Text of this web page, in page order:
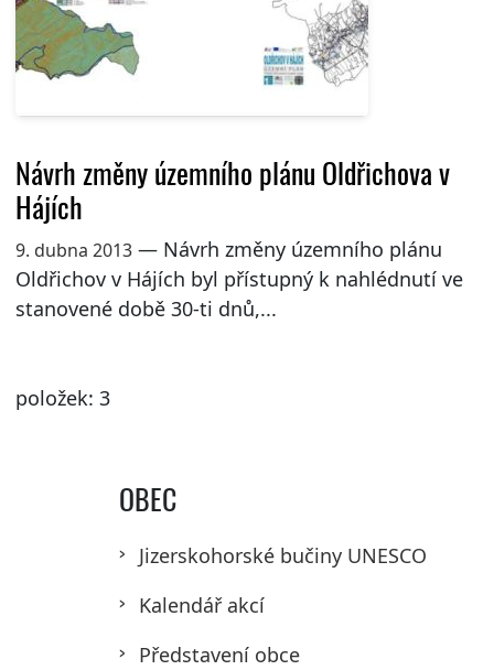
Návrh změny územního plánu Oldřichova v
Hájích
9. dubna 2013— Návrh změny územního plánu
Oldřichov v Hájích byl přístupný k nahlédnutí ve
stanovené době 30-ti dnů,...
položek: 3
OBEC
Jizerskohorské bučiny UNESCO
Kalendář akcí
Představení obce